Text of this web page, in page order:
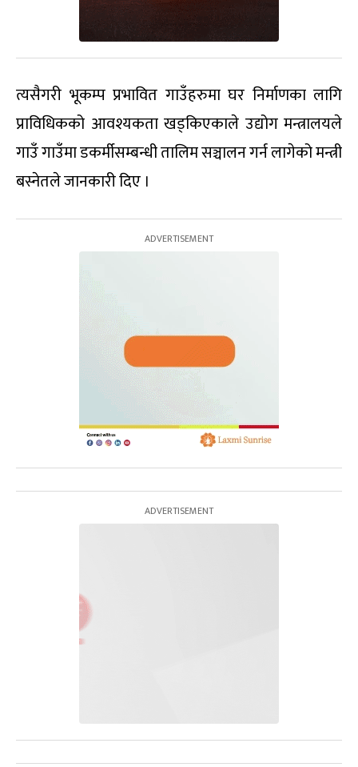
त्यसैगरी भूकम्प प्रभावित गाउँहरुमा घर निर्माणका लागि
प्राविधिकको आवश्यकता खड्किएकाले उद्योग मन्त्रालयले
गाउँ गाउँमा डकर्मीसम्बन्धी तालिम सञ्चालन गर्न लागेको मन्त्री
बस्नेतले जानकारी दिए ।